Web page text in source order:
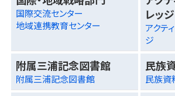
国際交流センター
地域連携教育センター
レッジ
アクテ
ジ
附属三浦記念図書館
附属三浦記念図書館
民族
民族資